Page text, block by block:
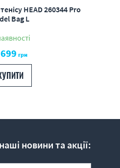
HEAD 260344 Pro
Bag L
грн
новини та акції: